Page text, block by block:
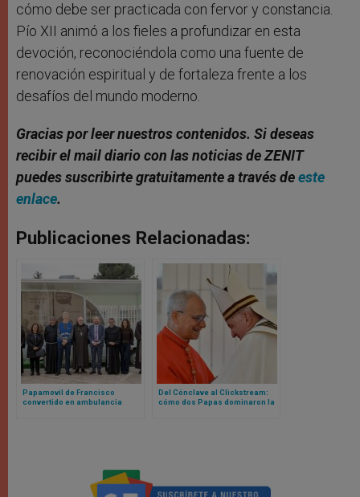
cómo debe ser practicada con fervor y constancia.
Pío XII animó a los fieles a profundizar en esta
devoción, reconociéndola como una fuente de
renovación espiritual y de fortaleza frente a los
desafíos del mundo moderno.
Gracias por leer nuestros contenidos. Si deseas
recibir el mail diario con las noticias de ZENIT
puedes suscribirte gratuitamente a través deeste
enlace.
Publicaciones Relacionadas:
Papamovil de Francisco
convertido en ambulancia
Del Cónclave al Clickstream:
cómo dos Papas dominaron la